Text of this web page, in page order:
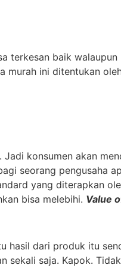
terkesan baik
ini ditentukan
konsumen akan
seorang pengusaha
yang diterapkan
bisa melebihi. Value
hasil dari produk itu
saja. Kapok.